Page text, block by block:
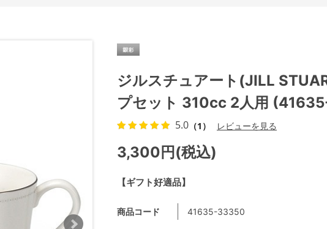
【ギフト好適品】
ジルスチュアート(JILL
プセット 310cc 2人用
5.0 （1） レビューを見る
3,300円(税込)
商品コード 41635-33350